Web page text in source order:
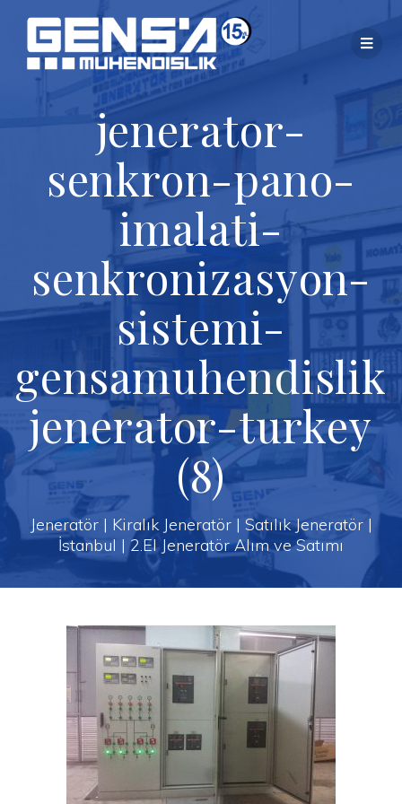
Skip
to
content
jenerator-
senkron-pano-
imalati-
senkronizasyon-
sistemi-
gensamuhendislik
jenerator-turkey
(8)
Jeneratör | Kiralık Jeneratör | Satılık Jeneratör |
İstanbul | 2.El Jeneratör Alım ve Satımı